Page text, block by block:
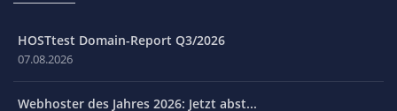
HOSTtest Domain-Report Q3/2026
07.08.2026
Webhoster des Jahres 2026: Jetzt abst...